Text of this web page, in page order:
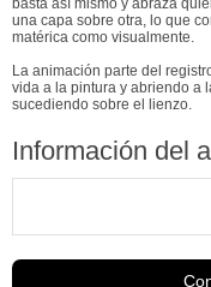
una capa sobre otra, lo que
matérica como visualmente.
La animación parte del
vida a la pintura y abriendo a
sucediendo sobre el lienzo.
Información del